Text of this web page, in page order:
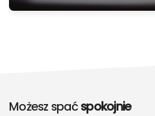
Możesz spaćspokojnie